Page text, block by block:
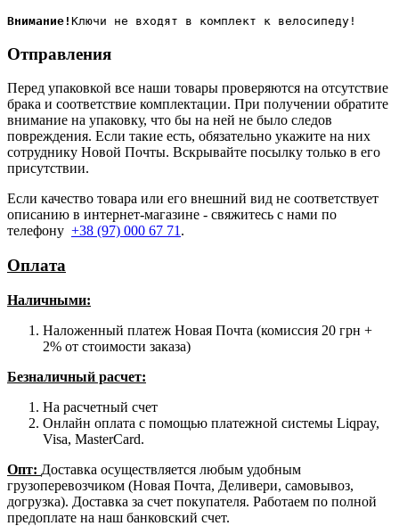
Внимание!
Отправления
Перед упаковкой все наши товары проверяются на отсутствие
брака и соответствие комплектации. При получении обратите
внимание на упаковку, что бы на ней не было следов
повреждения. Если такие есть, обязательно укажите на них
сотруднику Новой Почты. Вскрывайте посылку только в его
присутствии.
Если качество товара или его внешний вид не соответствует
описанию в интернет-магазине - свяжитесь с нами по
телефону +38 (97) 000 67 71 .
Оплата
Наличными:
Наложенный платеж Новая Почта (комиссия 20 грн +
2% от стоимости заказа)
Безналичный расчет:
На расчетный счет
Онлайн оплата с помощью платежной системы Liqpay,
Visa, MasterCard.
Опт: Доставка осуществляется любым удобным
грузоперевозчиком (Новая Почта, Деливери, самовывоз,
догрузка). Доставка за счет покупателя. Работаем по полной
предоплате на наш банковский счет.